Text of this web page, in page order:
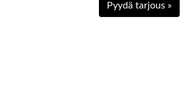
Pyydä tarjous »